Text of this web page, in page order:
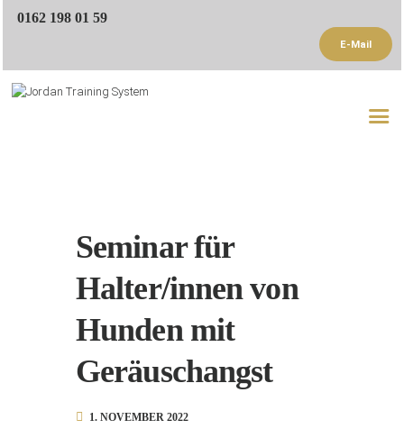
0162 198 01 59
E-Mail
Blog
Kontakt
Seminar für
Halter/innen von
Hunden mit
Geräuschangst
1. NOVEMBER 2022